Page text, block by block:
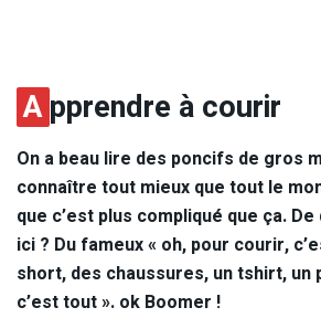
Apprendre à courir
On a beau lire des poncifs de gros
connaître tout mieux que tout le
que c’est plus compliqué que ça.
ici ? Du fameux « oh, pour courir,
short, des chaussures, un tshirt, un
c’est tout ». ok Boomer !